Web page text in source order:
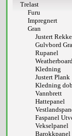
Trelast
Furu
Impregnert
Gran
Justert
Gulvbord
Rupanel
Kledning
Justert Plank
Kledning
Vannbrett
Hattepanel
Faspanel
Vekselpanel
Barokkpanel